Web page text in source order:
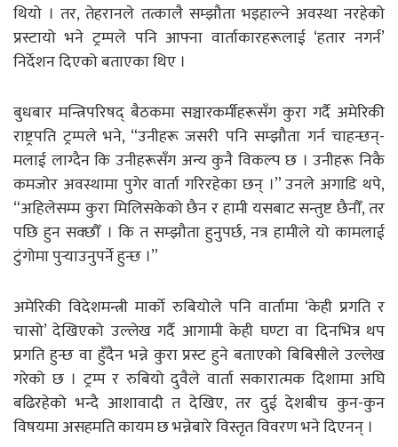
थियो । तर, तेहरानले तत्कालै सम्झौता भइहाल्ने अवस्था नरहेको
प्रस्टायो भने ट्रम्पले पनि आफ्ना वार्ताकारहरूलाई ‘हतार नगर्न’
निर्देशन दिएको बताएका थिए ।
बुधबार मन्त्रिपरिषद् बैठकमा सञ्चारकर्मीहरूसँग कुरा गर्दै अमेरिकी
राष्ट्रपति ट्रम्पले भने, “उनीहरू जसरी पनि सम्झौता गर्न चाहन्छन्-
मलाई लाग्दैन कि उनीहरूसँग अन्य कुनै विकल्प छ । उनीहरू निकै
कमजोर अवस्थामा पुगेर वार्ता गरिरहेका छन् ।” उनले अगाडि थपे,
“अहिलेसम्म कुरा मिलिसकेको छैन र हामी यसबाट सन्तुष्ट छैनौँ, तर
पछि हुन सक्छौँ । कि त सम्झौता हुनुपर्छ, नत्र हामीले यो कामलाई
टुंगोमा पुर्‍याउनुपर्ने हुन्छ ।”
अमेरिकी विदेशमन्त्री मार्को रुबियोले पनि वार्तामा ‘केही प्रगति र
चासो’ देखिएको उल्लेख गर्दै आगामी केही घण्टा वा दिनभित्र थप
प्रगति हुन्छ वा हुँदैन भन्ने कुरा प्रस्ट हुने बताएको बिबिसीले उल्लेख
गरेको छ । ट्रम्प र रुबियो दुवैले वार्ता सकारात्मक दिशामा अघि
बढिरहेको भन्दै आशावादी त देखिए, तर दुई देशबीच कुन-कुन
विषयमा असहमति कायम छ भन्नेबारे विस्तृत विवरण भने दिएनन् ।